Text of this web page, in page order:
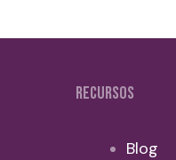
RECURSOS
Blog